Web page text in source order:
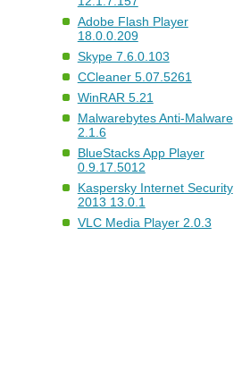
Adobe Flash Player
18.0.0.209
Skype 7.6.0.103
CCleaner 5.07.5261
WinRAR 5.21
Malwarebytes Anti-Malware
2.1.6
BlueStacks App Player
0.9.17.5012
Kaspersky Internet Security
2013 13.0.1
VLC Media Player 2.0.3